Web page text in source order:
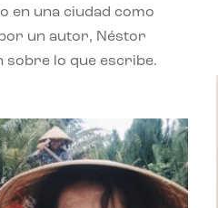
en una ciudad como
un autor, Néstor
sobre lo que escribe.